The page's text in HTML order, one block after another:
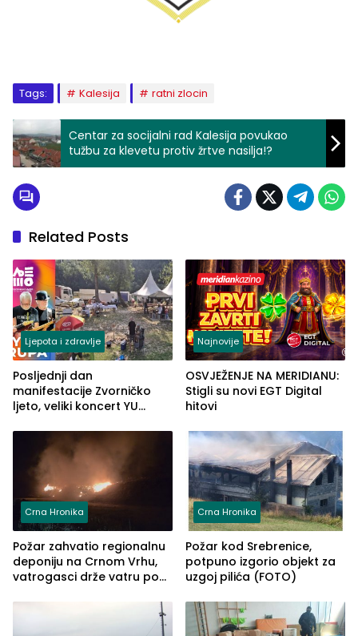
Tags: Kalesija ratni zlocin
Centar za socijalni rad Kalesija povukao
tužbu za klevetu protiv žrtve nasilja!?
Related Posts
Ljepota i zdravlje
Posljednji dan
manifestacije Zvorničko
ljeto, veliki koncert YU
ove godine
Najnovije
OSVJEŽENJE NA MERIDIANU:
Stigli su novi EGT Digital
hitovi
Crna Hronika
Požar zahvatio regionalnu
deponiju na Crnom Vrhu,
vatrogasci drže vatru pod
Crna Hronika
Požar kod Srebrenice,
potpuno izgorio objekt za
uzgoj pilića (FOTO)